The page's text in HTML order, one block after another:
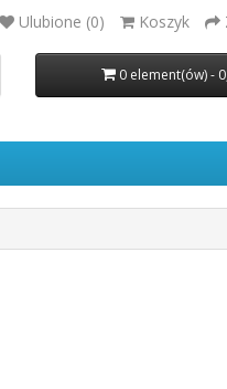
Ulubione (0) Koszyk
0 element(ów) -